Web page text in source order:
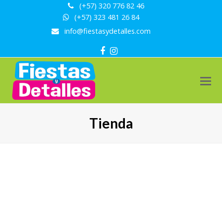
(+57) 320 776 82 46
(+57) 323 481 26 84
info@fiestasydetalles.com
Facebook
Instagram
Tienda